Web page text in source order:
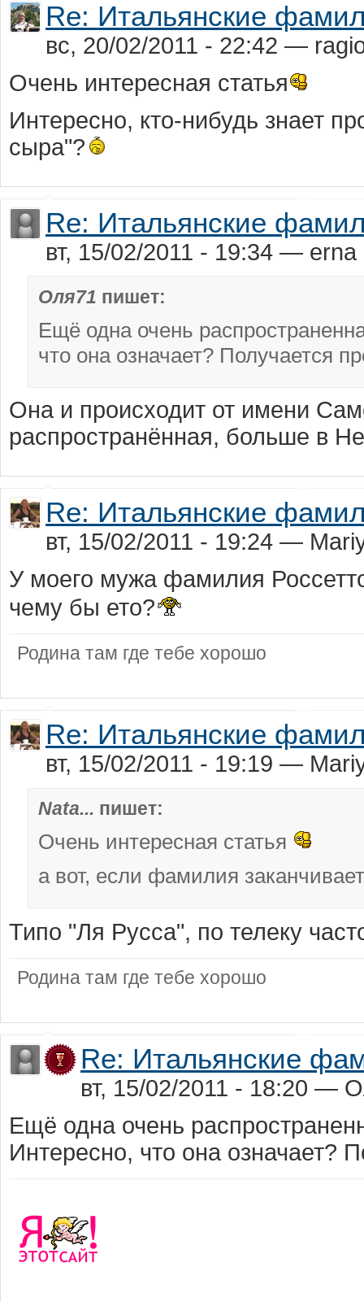
Re: Итальянские
вс, 20/02/2011 - 22:42 —
Очень интересная статья
Интересно, кто-нибудь знает
сыра"?
Re: Итальянские
вт, 15/02/2011 - 19:34 — erna
Оля71 пишет:
Ещё одна очень
что она означает? Получается
Она и происходит от имени
распространённая, больше в
Re: Итальянские
вт, 15/02/2011 - 19:24 —
У моего мужа фамилия
чему бы ето?
Родина там где тебе хорошо
Re: Итальянские
вт, 15/02/2011 - 19:19 —
Nata... пишет:
Очень интересная статья
а вот, если фамилия
Типо "Ля Русса", по телеку
Родина там где тебе хорошо
Re: Итальянские
вт, 15/02/2011 - 18:20 —
Ещё одна очень
Интересно, что она означает?